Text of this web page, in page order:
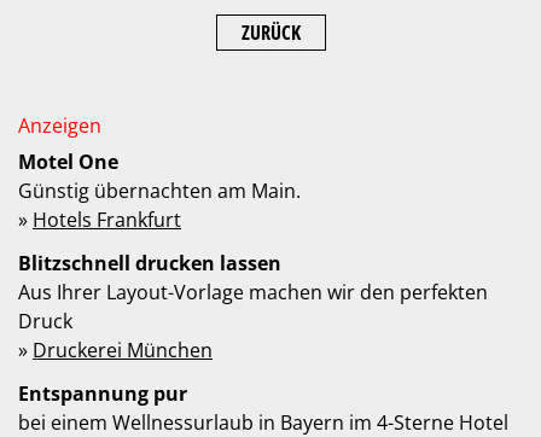
ZURÜCK
Motel One
Günstig übernachten am Main.
» Hotels Frankfurt
Blitzschnell drucken lassen
Aus Ihrer Layout-Vorlage machen wir den perfekten
Druck
» Druckerei München
Entspannung pur
bei einem Wellnessurlaub in Bayern im 4-Sterne Hotel